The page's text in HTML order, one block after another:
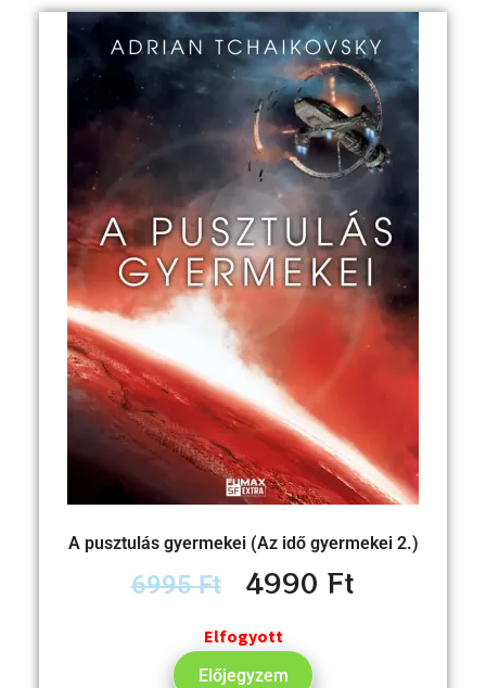
A pusztulás gyermekei (Az idő gyermekei 2.)
6995Ft 4990Ft
Elfogyott
Előjegyzem